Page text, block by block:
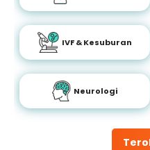
IVF & Kesuburan
Neurologi